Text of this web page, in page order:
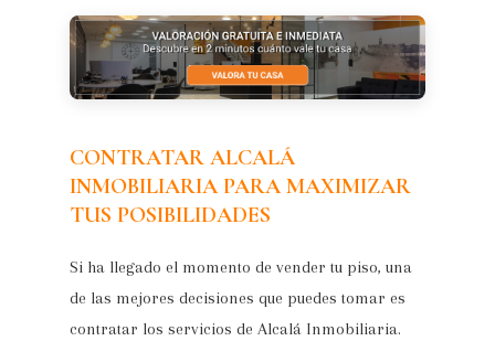
CONTRATAR ALCALÁ
INMOBILIARIA PARA MAXIMIZAR
TUS POSIBILIDADES
Si ha llegado el momento de vender tu piso, una
de las mejores decisiones que puedes tomar es
contratar los servicios de Alcalá Inmobiliaria.